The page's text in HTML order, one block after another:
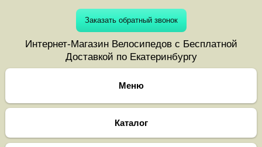
Заказать обратный звонок
Интернет-Магазин Велосипедов с Бесплатной
Доставкой по Екатеринбургу
Каталог